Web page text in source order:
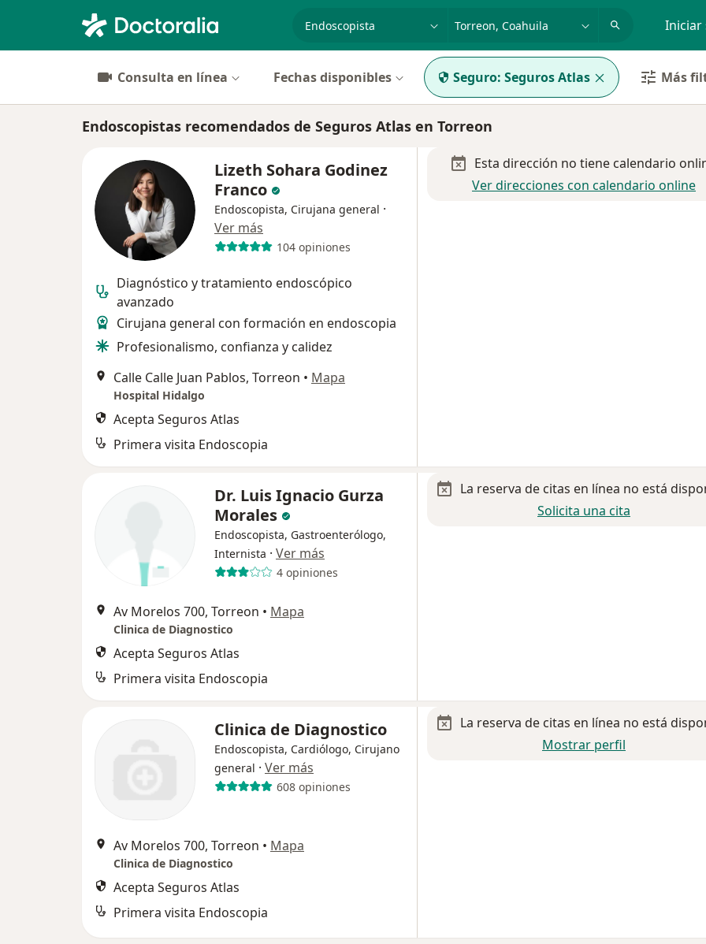
Iniciar
Consulta en línea Fechas disponibles Seguro: Seguros Atlas Más
Endoscopistas recomendados de Seguros Atlas en Torreon
Lizeth Sohara Godinez
Franco
Endoscopista, Cirujana general ·
Ver más
104 opiniones
Diagnóstico y tratamiento endoscópico
avanzado
Cirujana general con formación en endoscopia
Profesionalismo, confianza y calidez
Calle Calle Juan Pablos, Torreon • Mapa
Hospital Hidalgo
Acepta Seguros Atlas
Primera visita Endoscopia
Esta dirección no tiene calendario
Ver direcciones con calendario online
Dr. Luis Ignacio Gurza
Morales
Endoscopista, Gastroenterólogo,
Internista · Ver más
4 opiniones
Av Morelos 700, Torreon • Mapa
Clinica de Diagnostico
Acepta Seguros Atlas
Primera visita Endoscopia
La reserva de citas en línea no está
Solicita una cita
Clinica de Diagnostico
Endoscopista, Cardiólogo, Cirujano
general · Ver más
608 opiniones
Av Morelos 700, Torreon • Mapa
Clinica de Diagnostico
Acepta Seguros Atlas
Primera visita Endoscopia
La reserva de citas en línea no está
Mostrar perfil